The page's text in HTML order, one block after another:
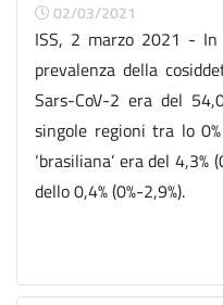
02/03/2021
ISS, 2 marzo 2021 -
prevalenza della
Sars-CoV-2 era del
singole regioni tra lo
‘brasiliana’ era del 4,3%
dello 0,4% (0%-2,9%).